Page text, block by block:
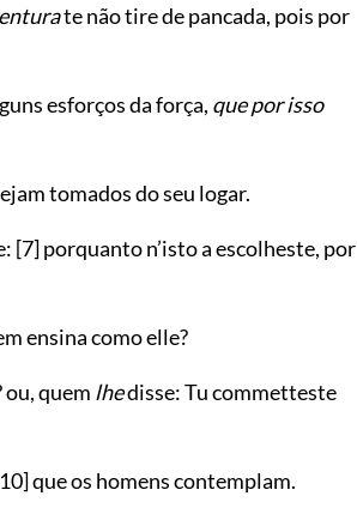
te não tire de pancada, pois por
esforços da força, que por isso
tomados do seu logar.
[7]porquanto n’isto a escolheste, por
ensina como elle?
quem lhedisse: Tu commetteste
que os homens contemplam.